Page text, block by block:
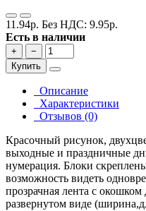
11.94р. Без НДС: 9.95р.
Есть в наличии
+
−
Купить
Описание
Характеристики
Отзывов (0)
Красочный рисунок,
выходные и праздничные
нумерация. Блоки
возможность видеть
прозрачная лента с
развернутом виде